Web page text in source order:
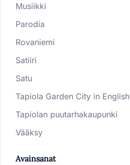
Musiikki
Parodia
Rovaniemi
Satiiri
Satu
Tapiola Garden City in English
Tapiolan puutarhakaupunki
Vääksy
Avainsanat